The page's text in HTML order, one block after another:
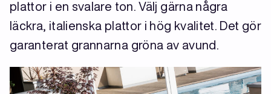
plattor i en svalare ton. Välj gärna några
läckra, italienska plattor i hög kvalitet. Det gör
garanterat grannarna gröna av avund.